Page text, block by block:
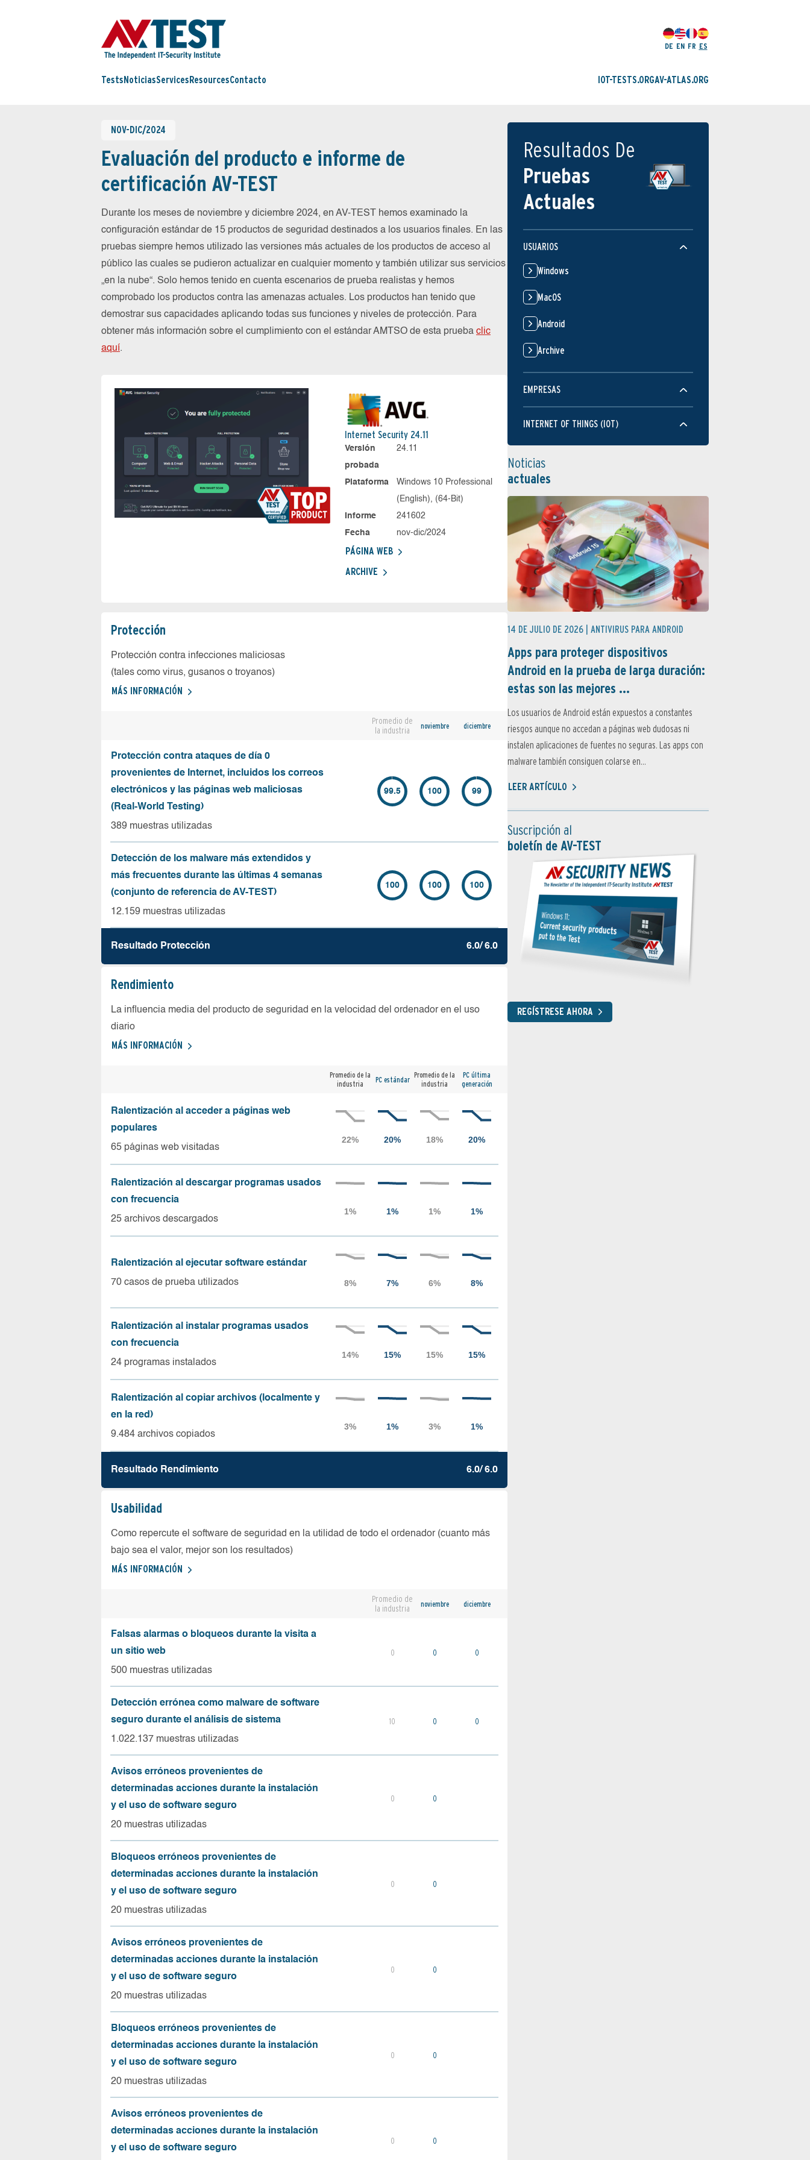
DE EN FR ES
Tests NoticiasServices ResourcesContacto IOT-TESTS.ORGAV-ATLAS.ORG
NOV-DIC/2024
Evaluación del producto e informe de
certificación AV-TEST
Durante los meses de noviembre y diciembre 2024, en AV-TEST hemos examinado la
configuración estándar de 15 productos de seguridad destinados a los usuarios finales. En las
pruebas siempre hemos utilizado las versiones más actuales de los productos de acceso al
público las cuales se pudieron actualizar en cualquier momento y también utilizar sus servicios
„en la nube“. Solo hemos tenido en cuenta escenarios de prueba realistas y hemos
comprobado los productos contra las amenazas actuales. Los productos han tenido que
demostrar sus capacidades aplicando todas sus funciones y niveles de protección. Para
obtener más información sobre el cumplimiento con el estándar AMTSO de esta prueba clic
aquí.
Internet Security 24.11
Versión
probada
24.11
Plataforma
Windows 10 Professional
(English), (64-Bit)
Informe
241602
Fecha
nov-dic/2024
PÁGINA WEB
ARCHIVE
Protección
Protección contra infecciones maliciosas
(tales como virus, gusanos o troyanos)
MÁS INFORMACIÓN
Promedio de
la industria
noviembre diciembre
Protección contra ataques de día 0
provenientes de Internet, incluidos los correos
electrónicos y las páginas web maliciosas
(Real-World Testing)
389 muestras utilizadas
99.5 100 99
Detección de los malware más extendidos y
más frecuentes durante las últimas 4 semanas
(conjunto de referencia de AV-TEST)
12.159 muestras utilizadas
100 100 100
Resultado Protección 6.0/ 6.0
Rendimiento
La influencia media del producto de seguridad en la velocidad del ordenador en el uso
diario
MÁS INFORMACIÓN
Promedio de la
industria
PC estándar Promedio de la
industria
PC última
generación
Ralentización al acceder a páginas web
populares
65 páginas web visitadas
Ralentización al descargar programas usados
con frecuencia
25 archivos descargados
Ralentización al ejecutar software estándar
70 casos de prueba utilizados
Ralentización al instalar programas usados
con frecuencia
24 programas instalados
Ralentización al copiar archivos (localmente y
en la red)
9.484 archivos copiados
Resultado Rendimiento 6.0/ 6.0
Usabilidad
Como repercute el software de seguridad en la utilidad de todo el ordenador (cuanto más
bajo sea el valor, mejor son los resultados)
MÁS INFORMACIÓN
Promedio de
la industria
noviembre diciembre
Falsas alarmas o bloqueos durante la visita a
un sitio web
500 muestras utilizadas
0 0 0
Detección errónea como malware de software
seguro durante el análisis de sistema
1.022.137 muestras utilizadas
10 0 0
Avisos erróneos provenientes de
determinadas acciones durante la instalación
y el uso de software seguro
20 muestras utilizadas
0 0
Bloqueos erróneos provenientes de
determinadas acciones durante la instalación
y el uso de software seguro
20 muestras utilizadas
0 0
Avisos erróneos provenientes de
determinadas acciones durante la instalación
y el uso de software seguro
20 muestras utilizadas
0 0
Bloqueos erróneos provenientes de
determinadas acciones durante la instalación
y el uso de software seguro
20 muestras utilizadas
0 0
Avisos erróneos provenientes de
determinadas acciones durante la instalación
y el uso de software seguro
0 0
Resultados De
Pruebas
Actuales
USUARIOS
Windows
MacOS
Android
Archive
EMPRESAS
INTERNET OF THINGS (IOT)
Noticias
actuales
14 DE JULIO DE 2026 | ANTIVIRUS PARA ANDROID
Apps para proteger dispositivos
Android en la prueba de larga duración:
estas son las mejores ...
Los usuarios de Android están expuestos a constantes
riesgos aunque no accedan a páginas web dudosas ni
instalen aplicaciones de fuentes no seguras. Las apps con
malware también consiguen colarse en...
LEER ARTÍCULO
Suscripción al
boletín de AV-TEST
REGÍSTRESE AHORA